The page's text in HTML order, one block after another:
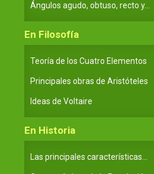
Ángulos agudo, obtuso, recto y...
En Filosofía
Teoría de los Cuatro Elementos
Principales obras de Aristóteles
Ideas de Voltaire
En Historia
Las principales características...